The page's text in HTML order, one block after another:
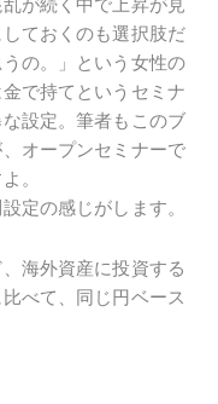
が続く中で上昇が見
ておくのも選択肢だ
の。」という女性の
で持てというセミナ
設定。筆者もこのブ
オープンセミナーで
。
定の感じがします。
海外資産に投資する
べて、同じ円ベース